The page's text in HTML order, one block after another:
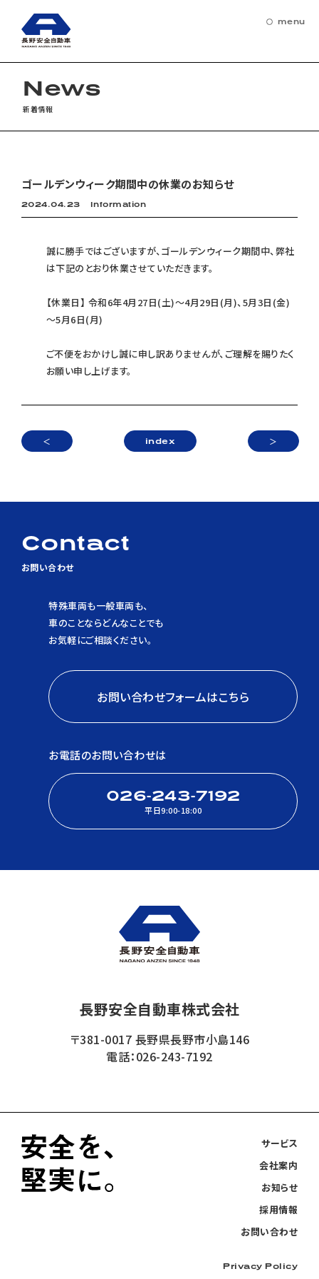
menu
Home
About ANZEN
会社案内
News
お知らせ
Recruit
採用情報
Contact
お問い合わせ
News
新着情報
ゴールデンウィーク期間中の休業のお知らせ
2024.04.23 Information
誠に勝手ではございますが、ゴールデンウィーク期間中、弊社
は下記のとおり休業させていただきます。
【休業日】 令和6年4月27日(土)～4月29日(月)、5月3日(金)
～5月6日(月)
ご不便をおかけし誠に申し訳ありませんが、ご理解を賜りたく
お願い申し上げます。
＜ index ＞
Contact
お問い合わせ
特殊車両も一般車両も、
車のことならどんなことでも
お気軽にご相談ください。
お問い合わせフォームはこちら
お電話のお問い合わせは
026-243-7192
平日9:00-18:00
長野安全自動車株式会社
〒381-0017 長野県長野市小島146
電話：026-243-7192
サービス
会社案内
お知らせ
採用情報
お問い合わせ
Privacy Policy